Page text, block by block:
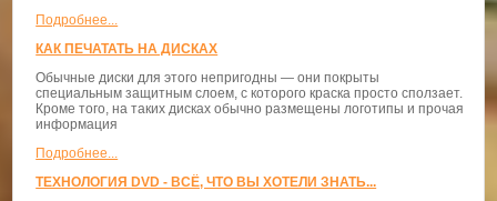
Подробнее...
КАК ПЕЧАТАТЬ НА ДИСКАХ
Обычные диски для этого непригодны — они покрыты
специальным защитным слоем, с которого краска просто сползает.
Кроме того, на таких дисках обычно размещены логотипы и прочая
информация
Подробнее...
ТЕХНОЛОГИЯ DVD - ВСЁ, ЧТО ВЫ ХОТЕЛИ ЗНАТЬ...